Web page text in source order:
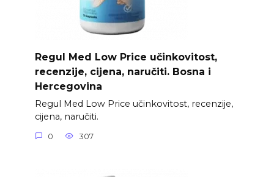
Regul Med Low Price učinkovitost,
recenzije, cijena, naručiti. Bosna i
Hercegovina
Regul Med Low Price učinkovitost, recenzije,
cijena, naručiti.
0 307